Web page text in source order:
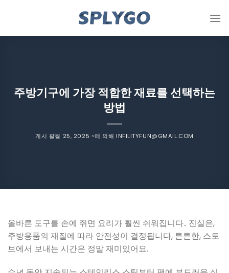
주방기구에 가장 적합한 재료를 선택하는
방법
게시 팔월 25, 2025 ~에 의해 INFILITYFUN@GMAIL.COM
올바른 도구를 손에 쥐면 요리가 훨씬 쉬워집니다.. 진실은,
주방용품의 재질에 따라 안전성이 결정됩니다, 튼튼한, 스토
브에서 보내는 시간은 정말 재미있어요.